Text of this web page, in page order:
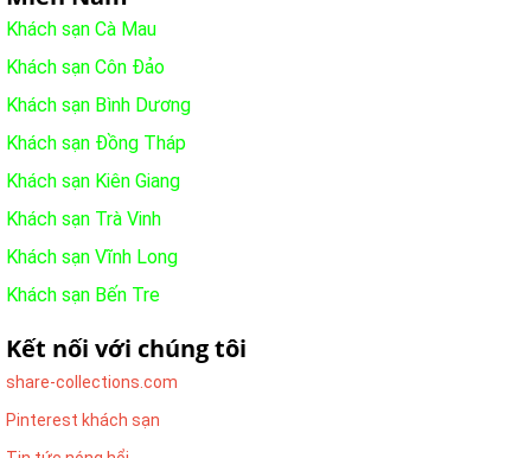
Khách sạn Cà Mau
Khách sạn Côn Đảo
Khách sạn Bình Dương
Khách sạn Đồng Tháp
Khách sạn Kiên Giang
Khách sạn Trà Vinh
Khách sạn Vĩnh Long
Khách sạn Bến Tre
Kết nối với chúng tôi
share-collections.com
Pinterest khách sạn